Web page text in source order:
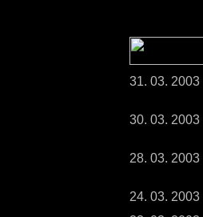
31. 03. 2003
30. 03. 2003
28. 03. 2003
24. 03. 2003